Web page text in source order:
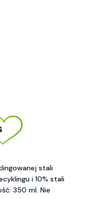
stali
i 10% stali
350 ml. Nie